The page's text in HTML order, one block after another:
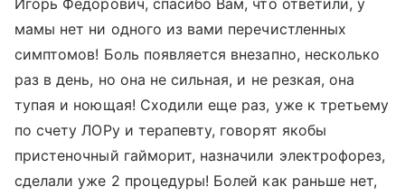
Игорь Федорович, спасибо Вам, что ответили, у
мамы нет ни одного из вами перечистленных
симптомов! Боль появляется внезапно, несколько
раз в день, но она не сильная, и не резкая, она
тупая и ноющая! Сходили еще раз, уже к третьему
по счету ЛОРу и терапевту, говорят якобы
пристеночный гайморит, назначили электрофорез,
сделали уже 2 процедуры! Болей как раньше нет,